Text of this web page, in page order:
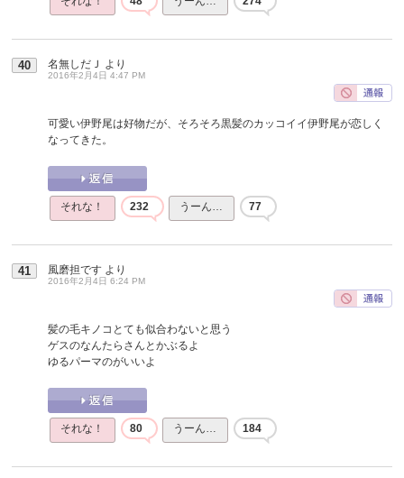
40 名無しだＪ より
2016年2月4日 4:47 PM
可愛い伊野尾は好物だが、そろそろ黒髪のカッコイイ伊野尾が恋しく
なってきた。
それな！ 232 うーん… 77
41 風磨担です より
2016年2月4日 6:24 PM
髪の毛キノコとても似合わないと思う
ゲスのなんたらさんとかぶるよ
ゆるパーマのがいいよ
それな！ 80 うーん… 184